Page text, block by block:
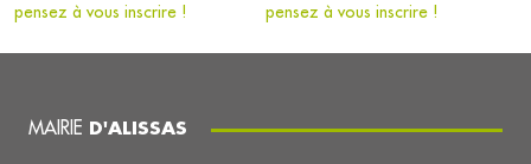
pensez à vous inscrire !
pensez à vous inscrire !
MAIRIE D'ALISSAS